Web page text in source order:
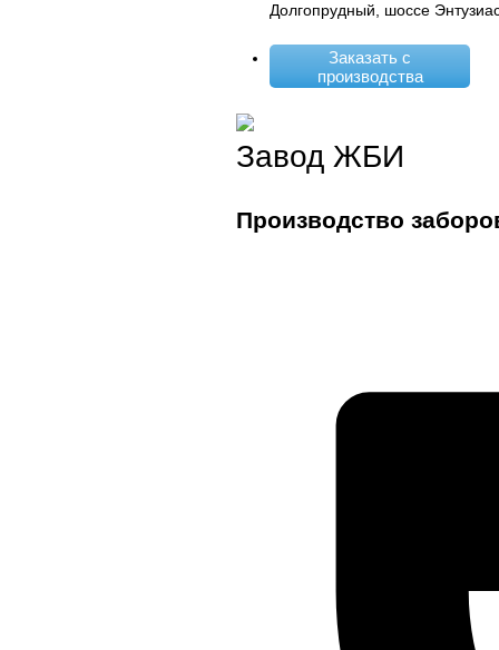
Долгопрудный, шоссе
Заказать с
производства
Завод ЖБИ
Производство